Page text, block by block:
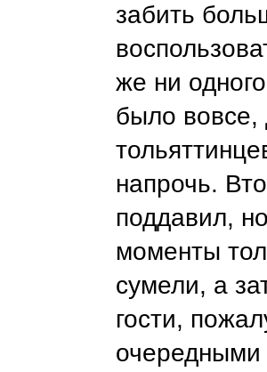
забить
же ни
было вовсе,
напрочь.
поддавил,
моменты
сумели, а
гости,